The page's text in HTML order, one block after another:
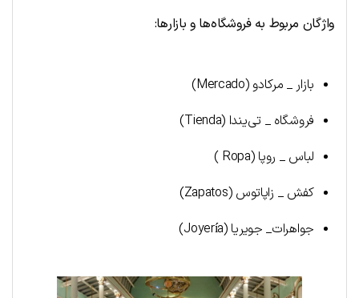
واژگان مربوط به فروشگاه‌ها و بازارها:
بازار _ مرکادو (Mercado)
فروشگاه _ تی‌یندا (Tienda)
لباس _ روپا (Ropa )
کفش _ زاپاتوس (Zapatos)
جواهرات_ جویریا (Joyería)